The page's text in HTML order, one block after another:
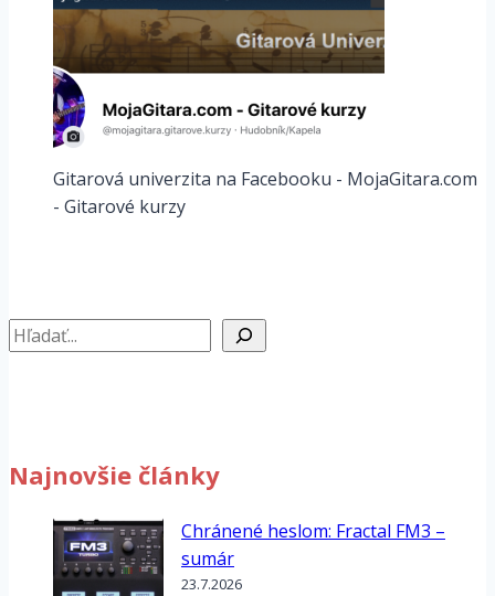
Gitarová univerzita na Facebooku - MojaGitara.com
- Gitarové kurzy
Hľadať
Najnovšie články
Chránené heslom: Fractal FM3 –
sumár
23.7.2026